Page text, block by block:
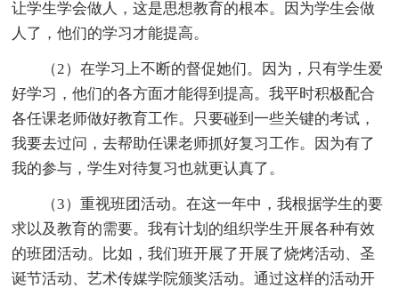
让学生学会做人，这是思想教育的根本。因为学生会做
人了，他们的学习才能提高。
（2）在学习上不断的督促她们。因为，只有学生爱
好学习，他们的各方面才能得到提高。我平时积极配合
各任课老师做好教育工作。只要碰到一些关键的考试，
我要去过问，去帮助任课老师抓好复习工作。因为有了
我的参与，学生对待复习也就更认真了。
（3）重视班团活动。在这一年中，我根据学生的要
求以及教育的需要。我有计划的组织学生开展各种有效
的班团活动。比如，我们班开展了开展了烧烤活动、圣
诞节活动、艺术传媒学院颁奖活动。通过这样的活动开